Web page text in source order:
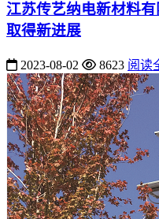
江苏传艺纳电新材料
取得新进展
2023-08-02 8623 阅读